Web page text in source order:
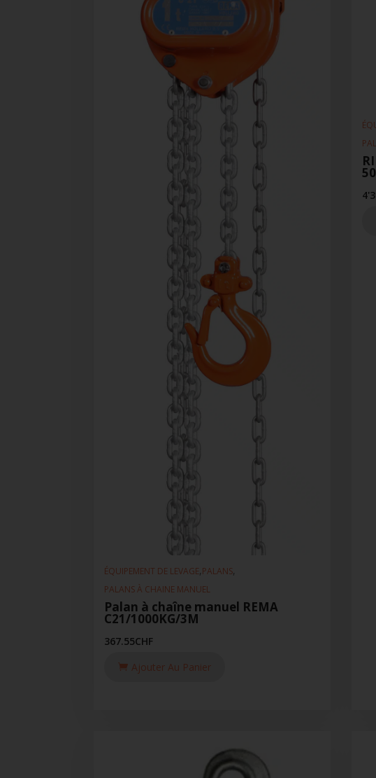
ÉQUIPEMENT DE LEVAGE,PALANS,
PALANS À CHAINE MANUEL
Palan à chaîne manuel REMA
C21/1000KG/3M
367.55CHF
Ajouter Au Panier